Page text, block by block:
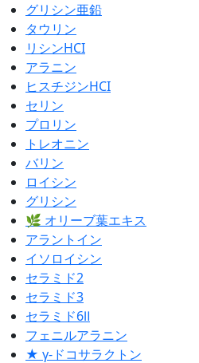
グリシン亜鉛
タウリン
リシンHCI
アラニン
ヒスチジンHCI
セリン
プロリン
トレオニン
バリン
ロイシン
グリシン
🌿 オリーブ葉エキス
アラントイン
イソロイシン
セラミド2
セラミド3
セラミド6Ⅱ
フェニルアラニン
★ γ-ドコサラクトン